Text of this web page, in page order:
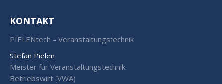
KONTAKT
PIELENtech – Veranstaltungstechnik
Stefan Pielen
Meister für Veranstaltungstechnik
Betriebswirt (VWA)